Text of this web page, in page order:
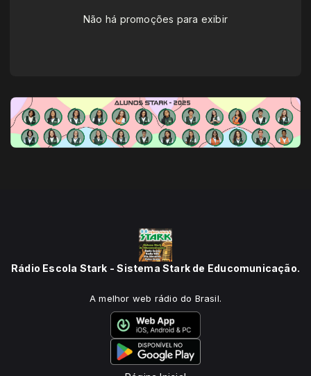
Não há promoções para exibir
Rádio Escola Stark - Sistema Stark de Educomunicação.
A melhor web rádio do Brasil.